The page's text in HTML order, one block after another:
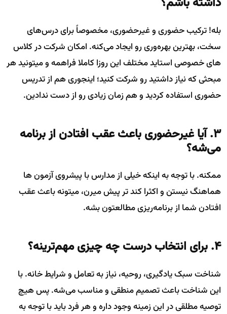
بله! ترکیب حضوری و غیرحضوری، مخصوصاً برای درس‌های
سخت، بهترین بهره‌وری رو ایجاد می‌کنه. امکان شرکت در کلاس
های خصوصی استاید مختلف این روزا کاملا فراهمه و میتونید هر
مبحثی که نیاز داشتید رو شرکت کنید؛ اینجوری هم از تدریس
حضوری استفاده کردید و هم زمان زیادی رو از دست ندادین.
۳. آیا غیرحضوری باعث عقب افتادن از برنامه
می‌شه؟
ممکنه. با توجه به اینکه خیلی از مدارس با پیشروی آزمون ها
هماهنگ نیستن و اکثرا کند تر پیش میرن، میتونه باعث عقب
افتادن شما از برنامه‌ریزی مطالعتون بشه.
۴. برای انتخاب درست چه چیزی مهم‌ترینه؟
شناخت سبک یادگیری، روحیه، نیاز به تعامل و شرایط خانه. با
این شناخت باعث تصمیم منطقی و مناسب می‌شه. پس هیچ
توصیه‌ مطلقی در این زمینه وجود داره و هر فرد باید با توجه به